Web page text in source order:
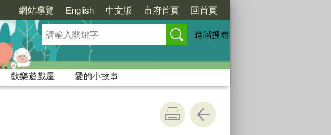
網站導覽 English 中文版 市府首頁 回首頁
進階搜尋
歡樂遊戲屋
愛的小故事